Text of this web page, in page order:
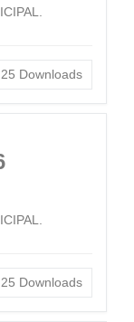
25 Downloads
25 Downloads